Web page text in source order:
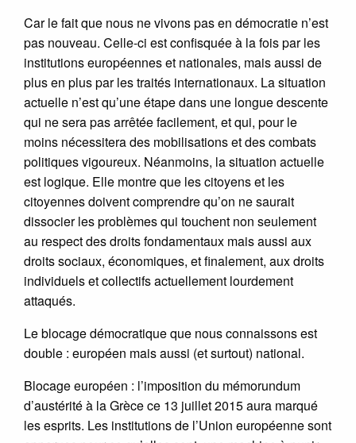
Car le fait que nous ne vivons pas en démocratie n’est
pas nouveau. Celle-ci est confisquée à la fois par les
institutions européennes et nationales, mais aussi de
plus en plus par les traités internationaux. La situation
actuelle n’est qu’une étape dans une longue descente
qui ne sera pas arrêtée facilement, et qui, pour le
moins nécessitera des mobilisations et des combats
politiques vigoureux. Néanmoins, la situation actuelle
est logique. Elle montre que les citoyens et les
citoyennes doivent comprendre qu’on ne saurait
dissocier les problèmes qui touchent non seulement
au respect des droits fondamentaux mais aussi aux
droits sociaux, économiques, et finalement, aux droits
individuels et collectifs actuellement lourdement
attaqués.
Le blocage démocratique que nous connaissons est
double : européen mais aussi (et surtout) national.
Blocage européen : l’imposition du mémorundum
d’austérité à la Grèce ce 13 juillet 2015 aura marqué
les esprits. Les institutions de l’Union européenne sont